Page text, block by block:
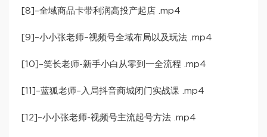
[8]–全域商品卡带利润高投产起店 .mp4
[9]–小小张老师–视频号全域布局以及玩法 .mp4
[10]–笑长老师-新手小白从零到一全流程 .mp4
[11]–蓝狐老师–入局抖音商城闭门实战课 .mp4
[12]–小小张老师-视频号主流起号方法 .mp4